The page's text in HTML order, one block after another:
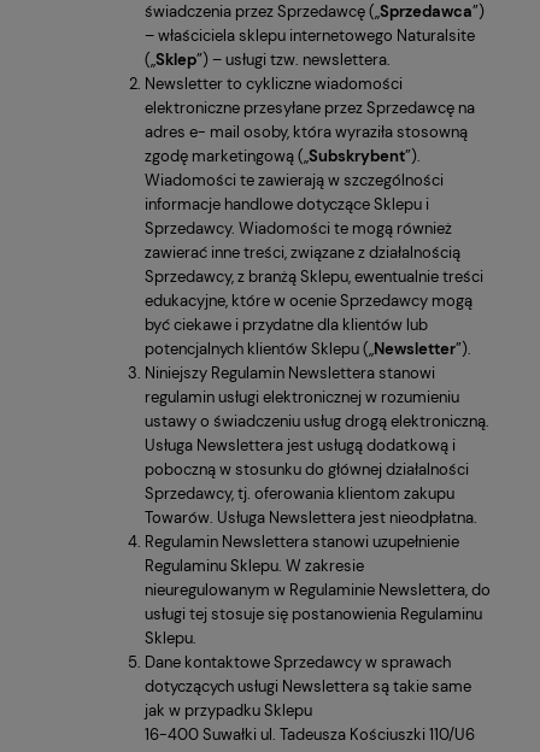
świadczenia przez Sprzedawcę („Sprzedawca”)
– właściciela sklepu internetowego Naturalsite
(„Sklep”) – usługi tzw. newslettera.
Newsletter to cykliczne wiadomości
elektroniczne przesyłane przez Sprzedawcę na
adres e- mail osoby, która wyraziła stosowną
zgodę marketingową („Subskrybent”).
Wiadomości te zawierają w szczególności
informacje handlowe dotyczące Sklepu i
Sprzedawcy. Wiadomości te mogą również
zawierać inne treści, związane z działalnością
Sprzedawcy, z branżą Sklepu, ewentualnie treści
edukacyjne, które w ocenie Sprzedawcy mogą
być ciekawe i przydatne dla klientów lub
potencjalnych klientów Sklepu („Newsletter”).
Niniejszy Regulamin Newslettera stanowi
regulamin usługi elektronicznej w rozumieniu
ustawy o świadczeniu usług drogą elektroniczną.
Usługa Newslettera jest usługą dodatkową i
poboczną w stosunku do głównej działalności
Sprzedawcy, tj. oferowania klientom zakupu
Towarów. Usługa Newslettera jest nieodpłatna.
Regulamin Newslettera stanowi uzupełnienie
Regulaminu Sklepu. W zakresie
nieuregulowanym w Regulaminie Newslettera, do
usługi tej stosuje się postanowienia Regulaminu
Sklepu.
Dane kontaktowe Sprzedawcy w sprawach
dotyczących usługi Newslettera są takie same
jak w przypadku Sklepu
16-400 Suwałki ul. Tadeusza Kościuszki 110/U6